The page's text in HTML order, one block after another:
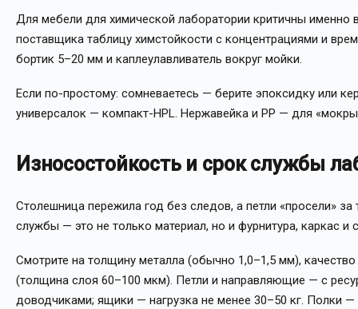
Для мебели для химической лаборатории критичны именно
поставщика таблицу химстойкости с концентрациями и
бортик 5–20 мм и каплеулавливатель вокруг мойки.
Если по-простому: сомневаетесь — берите эпоксидку или
универсалок — компакт-HPL. Нержавейка и PP — для
Износостойкость и срок службы
Столешница пережила год без следов, а петли «просели»
службы — это не только материал, но и фурнитура, каркас и
Смотрите на толщину металла (обычно 1,0–1,5 мм),
(толщина слоя 60–100 мкм). Петли и направляющие — с
доводчиками; ящики — нагрузка не менее 30–50 кг. Полки —